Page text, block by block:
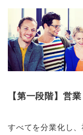
【第一段階】営
すべてを分業化し